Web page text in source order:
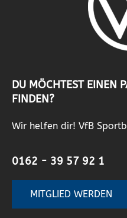
DU MÖCHTEST EINEN
FINDEN?
Wir helfen dir! VfB
0162 - 39 57 92 1
MITGLIED WERDEN